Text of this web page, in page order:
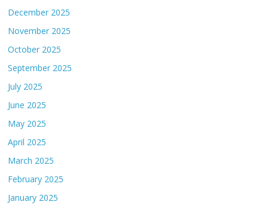
December 2025
November 2025
October 2025
September 2025
July 2025
June 2025
May 2025
April 2025
March 2025
February 2025
January 2025